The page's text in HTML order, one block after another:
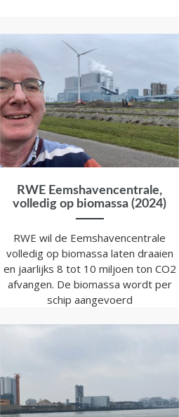
RWE Eemshavencentrale,
volledig op biomassa (2024)
RWE wil de Eemshavencentrale
volledig op biomassa laten draaien
en jaarlijks 8 tot 10 miljoen ton CO2
afvangen. De biomassa wordt per
schip aangevoerd